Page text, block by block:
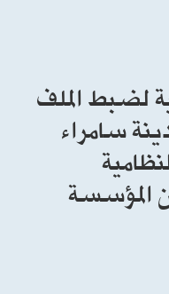
لضبط الملف
سامراء
المؤسسة